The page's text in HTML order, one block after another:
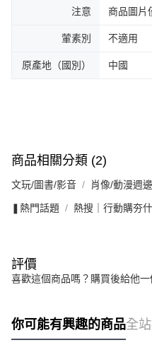
注意 商品圖片
葷素別 不適用
原產地（國別） 中國
商品相關分類 (2)
文玩/圖書/影音 肖像/動漫週邊
❚熱門話題 熱搜｜行動購夯
評價
喜歡這個商品嗎？購買後給他一
你可能有興趣的商品全